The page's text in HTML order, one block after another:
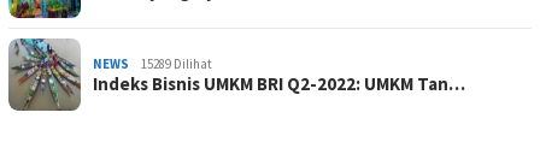
NEWS 15289 Dilihat
Indeks Bisnis UMKM BRI Q2-2022: UMKM Tan…